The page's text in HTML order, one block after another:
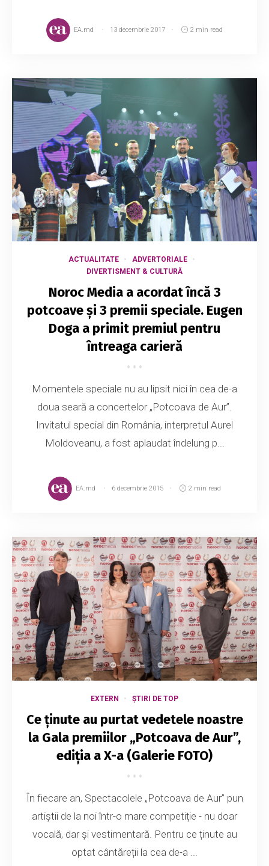
EA.md 13 decembrie 2017 2 min read
ACTUALITATE
ADVERTORIALE
DIVERTISMENT & CULTURĂ
Noroc Media a acordat încă 3
potcoave și 3 premii speciale. Eugen
Doga a primit premiul pentru
întreaga carieră
Momentele speciale nu au lipsit nici în cea de-a
doua seară a concertelor „Potcoava de Aur”.
Invitatul special din România, interpretul Aurel
Moldoveanu, a fost aplaudat îndelung p...
EA.md 6 decembrie 2015 2 min read
EXTERN ȘTIRI DE TOP
Ce ținute au purtat vedetele noastre
la Gala premiilor „Potcoava de Aur”,
ediția a X-a (Galerie FOTO)
În fiecare an, Spectacolele „Potcoava de Aur” pun
artiștii de la noi într-o mare competiție - nu doar
vocală, dar și vestimentară. Pentru ce ținute au
optat cântăreții la cea de-a ...